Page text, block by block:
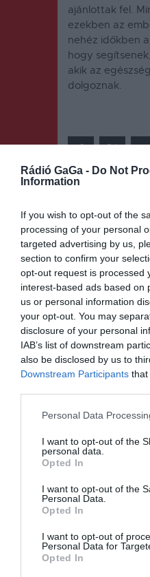
Rádió GaGa - Do Not
Information
If you wish to opt-out of the
processing of your personal
targeted advertising by us,
section to confirm your
opt-out request is processed
interest-based ads based on
us or personal information
your opt-out. You may
disclosure of your personal
IAB’s list of downstream
also be disclosed by us to
Downstream Participants that
Personal Data
I want to opt-out of the
personal data.
Opted In
I want to opt-out of the
Personal Data.
Opted In
I want to opt-out of
Personal Data for
Opted In
ajánlottak fel.
ezekben az
nehéz időkben
hogy
akik az
dolgoznak.
navigáció
BEJEGYZÉS
Akadozik a
szavazás
Ez is
GYERGYÓSZÉK
Javaslatokat
Díszpolgára